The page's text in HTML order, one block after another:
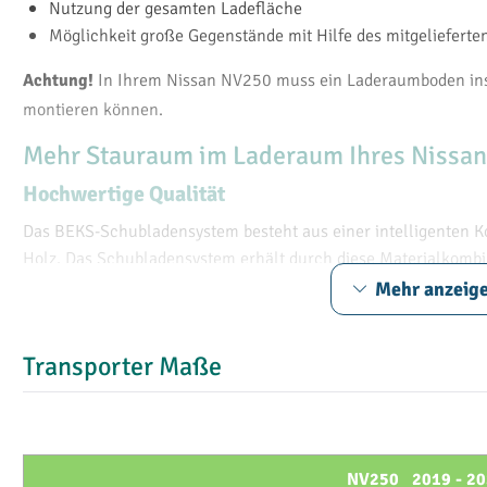
Nutzung der gesamten Ladefläche
Möglichkeit große Gegenstände mit Hilfe des
Achtung! In Ihrem Nissan NV250 muss ein Laderaumboden
montieren können.
Mehr Stauraum im Laderaum Ihres
Hochwertige Qualität
Das BEKS-Schubladensystem besteht aus einer intelligenten
Holz. Das Schubladensystem erhält durch diese
Das leichte Gewicht sorgt außerdem für eine optimale
einzelnen Schubladen haben jeweils eine Tragfähigkeit von
Erhöhen Sie den Gebrauchskomfort Ihres Nissan
Schubladen bieten die Möglichkeit, Ihre Arbeit bequem und
Mehr
Transporter Maße
NV250 2019 -